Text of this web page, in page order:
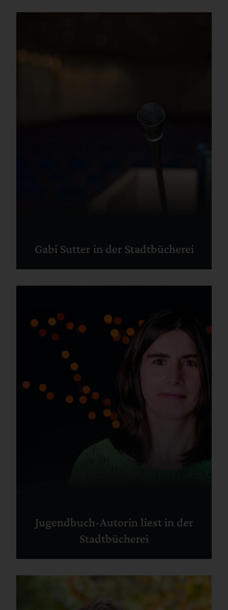
Gabi Sutter in der Stadtbücherei
Jugendbuch-Autorin liest in der
Stadtbücherei